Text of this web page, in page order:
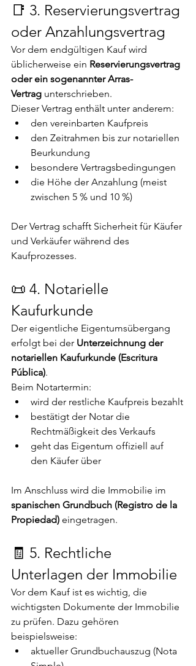
📑 3. Reservierungsvertrag
oder Anzahlungsvertrag
Vor dem endgültigen Kauf wird
üblicherweise ein Reservierungsvertrag
oder ein sogenannter Arras-
Vertrag unterschrieben.
Dieser Vertrag enthält unter anderem:
den vereinbarten Kaufpreis
den Zeitrahmen bis zur notariellen
Beurkundung
besondere Vertragsbedingungen
die Höhe der Anzahlung (meist
zwischen 5 % und 10 %)
Der Vertrag schafft Sicherheit für Käufer
und Verkäufer während des
Kaufprozesses.
📜 4. Notarielle
Kaufurkunde
Der eigentliche Eigentumsübergang
erfolgt bei der Unterzeichnung der
notariellen Kaufurkunde (Escritura
Pública).
Beim Notartermin:
wird der restliche Kaufpreis bezahlt
bestätigt der Notar die
Rechtmäßigkeit des Verkaufs
geht das Eigentum offiziell auf
den Käufer über
Im Anschluss wird die Immobilie im
spanischen Grundbuch (Registro de la
Propiedad) eingetragen.
🧾 5. Rechtliche
Unterlagen der Immobilie
Vor dem Kauf ist es wichtig, die
wichtigsten Dokumente der Immobilie
zu prüfen. Dazu gehören
beispielsweise:
aktueller Grundbuchauszug (Nota